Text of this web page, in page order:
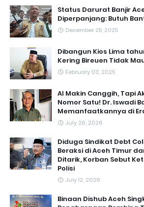
Status Darurat Banjir
Diperpanjang: Butuh
December 25, 2025
Dibangun Kios Lima
Kering Bireuen Tidak
February 03, 2025
AI Makin Canggih, Tapi
Nomor Satu! Dr. Iswadi
Memanfaatkannya di
July 26, 2026
Diduga Sindikat Debt
Beraksi di Aceh Timur
Ditarik, Korban Sebut
Polisi
July 12, 2026
Binaan Dishub Aceh